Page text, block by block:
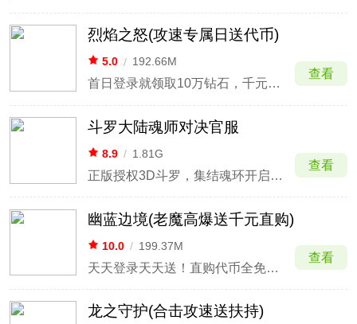
烈焰之怒(攻速专属日送代币)
5.0 / 192.66M
首日登录就领取10万钻石，千元充值点
查看
斗罗大陆魂师对决官服
8.9 / 1.81G
正版授权3D斗罗，集结魂环开启高燃竞技
查看
幽蓝边境(老魔高爆送千元直购)
10.0 / 199.37M
天天登录天天送！直购代币全免送！
查看
龙之守护(合击攻速送扶持)